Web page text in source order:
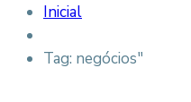
Inicial
Tag: negócios"